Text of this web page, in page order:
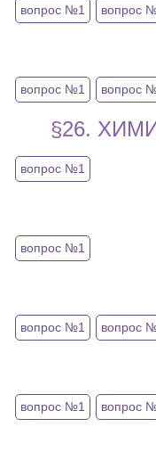
вопрос №1 вопрос
вопрос №1 вопрос
§26.
вопрос №1
вопрос №1
вопрос №1 вопрос
вопрос №1 вопрос